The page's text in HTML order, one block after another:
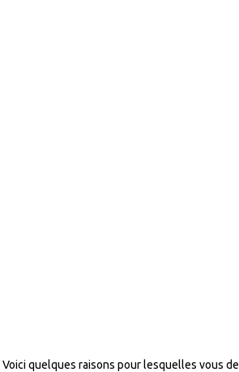
quelques raisons pour lesquelles vous